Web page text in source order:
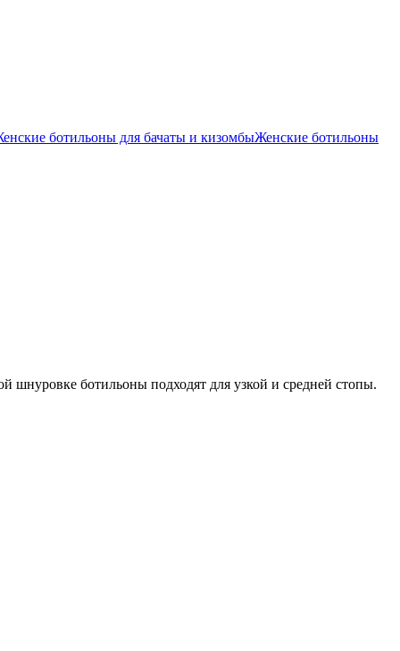
ботильоны для бачаты и кизомбыЖенские ботильоны
шнуровке ботильоны подходят для узкой и средней стопы.